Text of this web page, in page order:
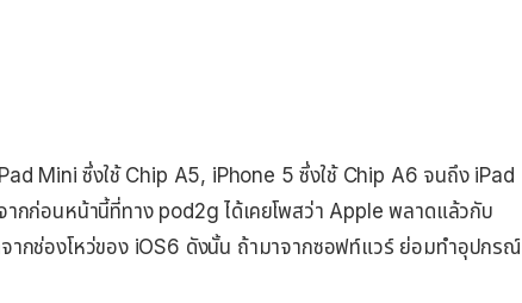
Mini ซึ่งใช้ Chip A5, iPhone 5 ซึ่งใช้ Chip A6 จนถึง iPad
กก่อนหน้านี้ที่ทาง pod2g ได้เคยโพสว่า Apple พลาดแล้วกับ
ากช่องโหว่ของ iOS6 ดังนั้น ถ้ามาจากซอฟท์แวร์ ย่อมทำอุปกรณ์